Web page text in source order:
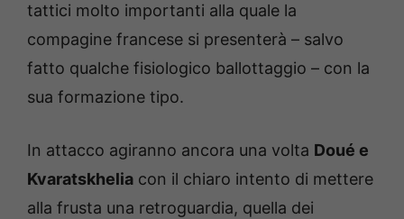
tattici molto importanti alla quale la
compagine francese si presenterà – salvo
fatto qualche fisiologico ballottaggio – con la
sua formazione tipo.
In attacco agiranno ancora una volta Doué e
Kvaratskhelia con il chiaro intento di mettere
alla frusta una retroguardia, quella dei